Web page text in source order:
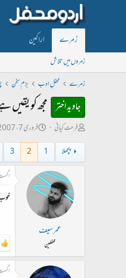
زمرے اراکین
زمروں میں تلاش
زمرے
محفلِ ادب بزم سخن
جاوید اختر مجھ کو یقیں
ص
ا
ح
فرحت کیانی
ت
ا
خ
ب
ا
ء
فروری 7، 2007
پچھلا 1
2
3
عمر سیف
محفلین
اگست 3،
اگست 3،